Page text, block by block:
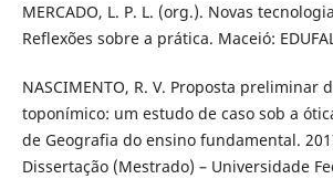
MERCADO, L. P. L. (org.). Novas
Reflexões sobre a prática. Maceió:
NASCIMENTO, R. V. Proposta preliminar
toponímico: um estudo de caso sob a
de Geografia do ensino fundamental.
Dissertação (Mestrado) – Universidade